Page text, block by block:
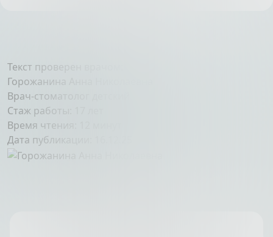
Текст проверен врачом:
Горожанина Анна Николаевна
Врач-стоматолог детский
Стаж работы: 17 лет
Время чтения:
Дата публикации: